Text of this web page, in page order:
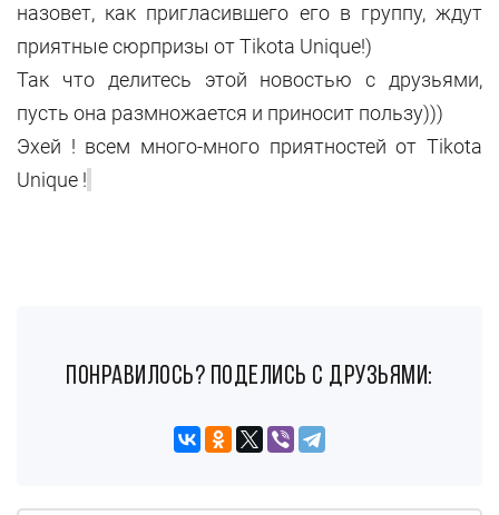
назовет, как пригласившего его в группу, ждут
приятные сюрпризы от Tikota Unique!)
Так что делитесь этой новостью с друзьями,
пусть она размножается и приносит пользу)))
Эхей ! всем много-много приятностей от Tikota
Unique !
понравилось? поделись с друзьями: